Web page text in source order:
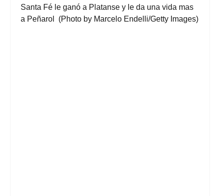
Santa Fé le ganó a Platanse y le da una vida mas
a Peñarol (Photo by Marcelo Endelli/Getty Images)